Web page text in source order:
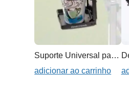
Suporte Universal para Copos
adicionar ao carrinho